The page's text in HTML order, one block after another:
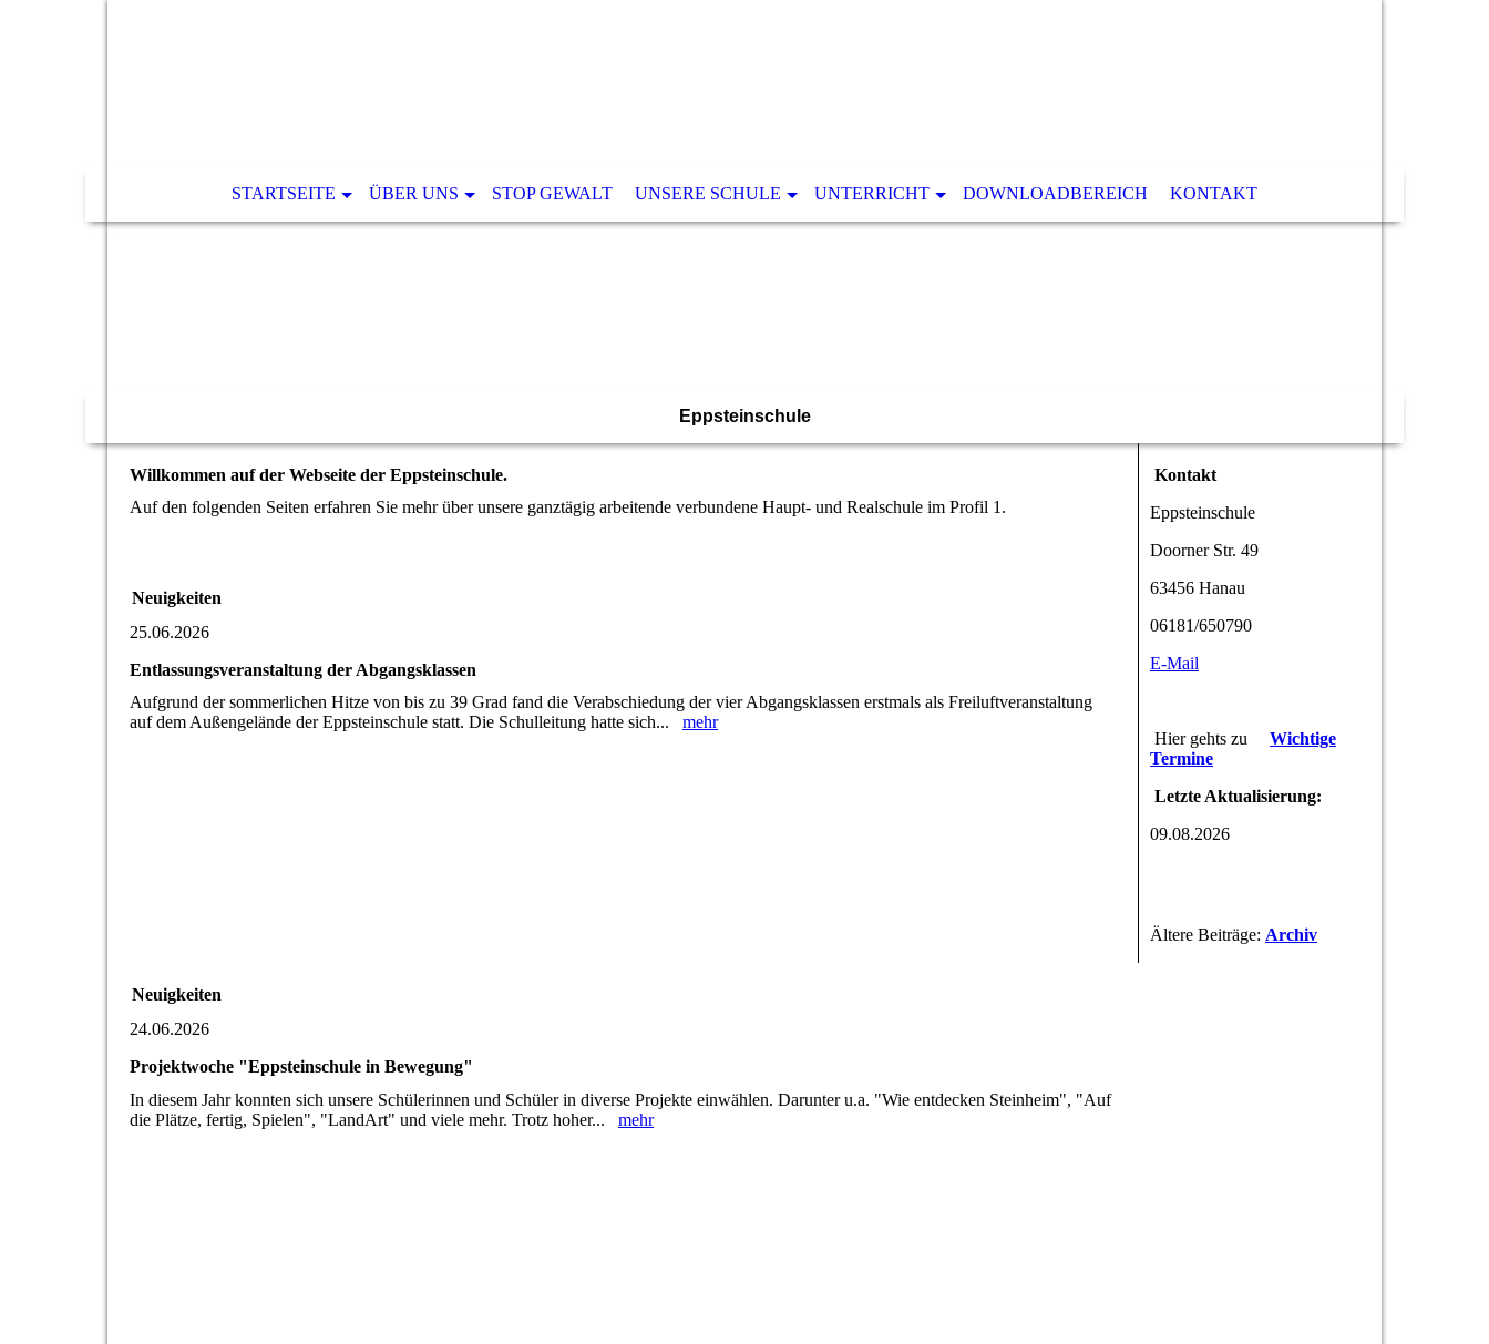
STARTSEITE ÜBER UNS STOP GEWALT UNSERE SCHULE UNTERRICHT DOWNLOADBEREICH KONTAKT
Eppsteinschule
Willkommen auf der Webseite der Eppsteinschule.
Auf den folgenden Seiten erfahren Sie mehr über unsere ganztägig arbeitende verbundene Haupt- und Realschule im Profil 1.
Neuigkeiten
25.06.2026
Entlassungsveranstaltung der Abgangsklassen
Aufgrund der sommerlichen Hitze von bis zu 39 Grad fand die Verabschiedung der vier Abgangsklassen erstmals als Freiluftveranstaltung
auf dem Außengelände der Eppsteinschule statt. Die Schulleitung hatte sich... mehr
Neuigkeiten
24.06.2026
Projektwoche "Eppsteinschule in Bewegung"
In diesem Jahr konnten sich unsere Schülerinnen und Schüler in diverse Projekte einwählen. Darunter u.a. "Wie entdecken Steinheim", "Auf
die Plätze, fertig, Spielen", "LandArt" und viele mehr. Trotz hoher... mehr
Kontakt
Eppsteinschule
Doorner Str. 49
63456 Hanau
06181/650790
E-Mail
Hier gehts zu Wichtige
Termine
Letzte Aktualisierung:
09.08.2026
Ältere Beiträge: Archiv